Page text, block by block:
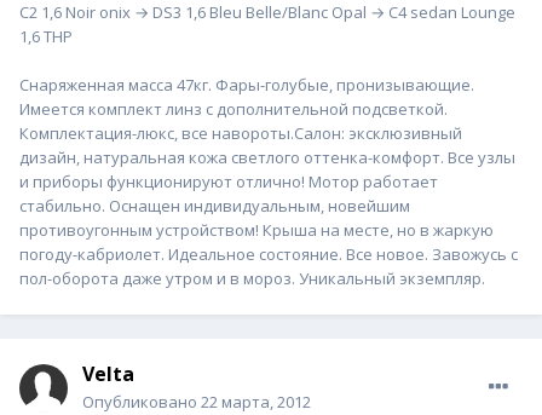
С2 1,6 Noir onix → DS3 1,6 Bleu Belle/Blanc Opal → С4 sedan Lounge
1,6 THP
Снаряженная масса 47кг. Фары-голубые, пронизывающие.
Имеется комплект линз с дополнительной подсветкой.
Комплектация-люкс, все навороты.Салон: эксклюзивный
дизайн, натуральная кожа светлого оттенка-комфорт. Все узлы
и приборы функционируют отлично! Мотор работает
стабильно. Оснащен индивидуальным, новейшим
противоугонным устройством! Крыша на месте, но в жаркую
погоду-кабриолет. Идеальное состояние. Все новое. Завожусь с
пол-оборота даже утром и в мороз. Уникальный экземпляр.
Velta
Опубликовано 22 марта, 2012